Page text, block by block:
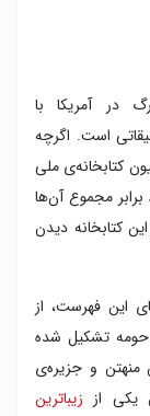
در آمریکا با
است. اگرچه
کتابخانه‌ی ملی
بریتانیا و کنگره‌ی آمریکا کوچک‌تر است، اما تقریباً ۸ برابر مجموع آن‌ها
۱۷ میلیون نفر از این کتابخانه دیدن
این فهرست، از
تشکیل شده
چون منهتن و جزیره‌ی
یکی از زیباترین